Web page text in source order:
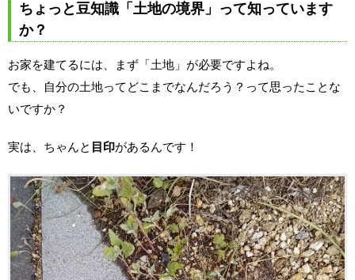
ちょっと豆知識「土地の境界」って知っています
か？
お家を建てるには、まず「土地」が必要ですよね。
でも、自分の土地ってどこまでなんだろう？って思ったことな
いですか？
実は、ちゃんと 目印があるんです！